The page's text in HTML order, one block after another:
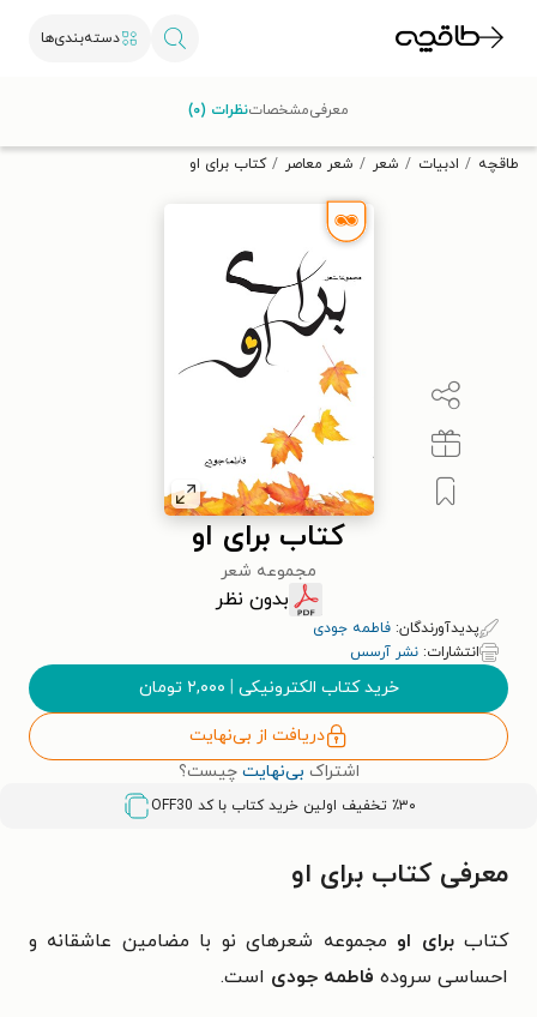
دسته‌بندی‌ها
تخفیف از طاقچه دریافت کن.
طاقچه ادبیات شعر شعر معاصر کتاب برای او
کتاب برای او
مجموعه شعر
بدون نظر
پدیدآورندگان: فاطمه جودی
انتشارات: نشر آرسس
خرید کتاب الکترونیکی | ۲,۰۰۰ تومان
دریافت از بی‌نهایت
اشتراک بی‌نهایت چیست؟
٪۳۰ تخفیف اولین خرید کتاب با کد OFF30
معرفیمشخصاتنظرات (۰)
معرفی کتاب برای او
کتاببرای او مجموعه شعرهای نو با مضامین عاشقانه و
احساسی سروده فاطمه جودی است.